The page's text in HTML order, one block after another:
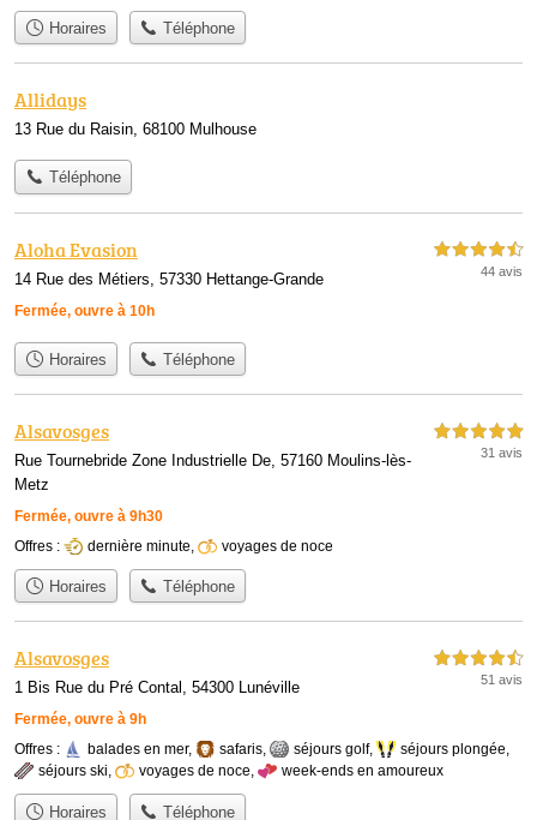
Horaires Téléphone
Allidays
13 Rue du Raisin, 68100 Mulhouse
Téléphone
Aloha Evasion
14 Rue des Métiers, 57330 Hettange-Grande
Fermée, ouvre à 10h
4,5 étoiles sur 5
44 avis
Horaires Téléphone
Alsavosges
Rue Tournebride Zone Industrielle De, 57160 Moulins-lès-
Metz
Fermée, ouvre à 9h30
5,0 étoiles sur 5
31 avis
Offres : dernière minute, voyages de noce
Horaires Téléphone
Alsavosges
1 Bis Rue du Pré Contal, 54300 Lunéville
Fermée, ouvre à 9h
4,5 étoiles sur 5
51 avis
Offres : balades en mer, safaris, séjours golf, séjours plongée,
séjours ski, voyages de noce, week-ends en amoureux
Horaires Téléphone